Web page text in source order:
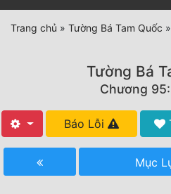
Cập
Nhật
(current)
Tất Cả
Trang chủ » Tường Bá Tam Quốc »
Tường Bá
Chương
Báo Lỗi
Mục